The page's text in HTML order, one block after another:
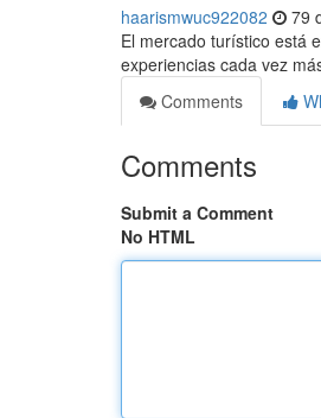
haarismwuc922082 79
El mercado turístico está
experiencias cada vez
Comments
Comments
Submit a Comment
No HTML